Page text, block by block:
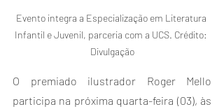
Evento integra a Especialização em Literatura
Infantil e Juvenil, parceria com a UCS. Crédito:
Divulgação
O premiado ilustrador Roger Mello
participa na próxima quarta-feira (03), às